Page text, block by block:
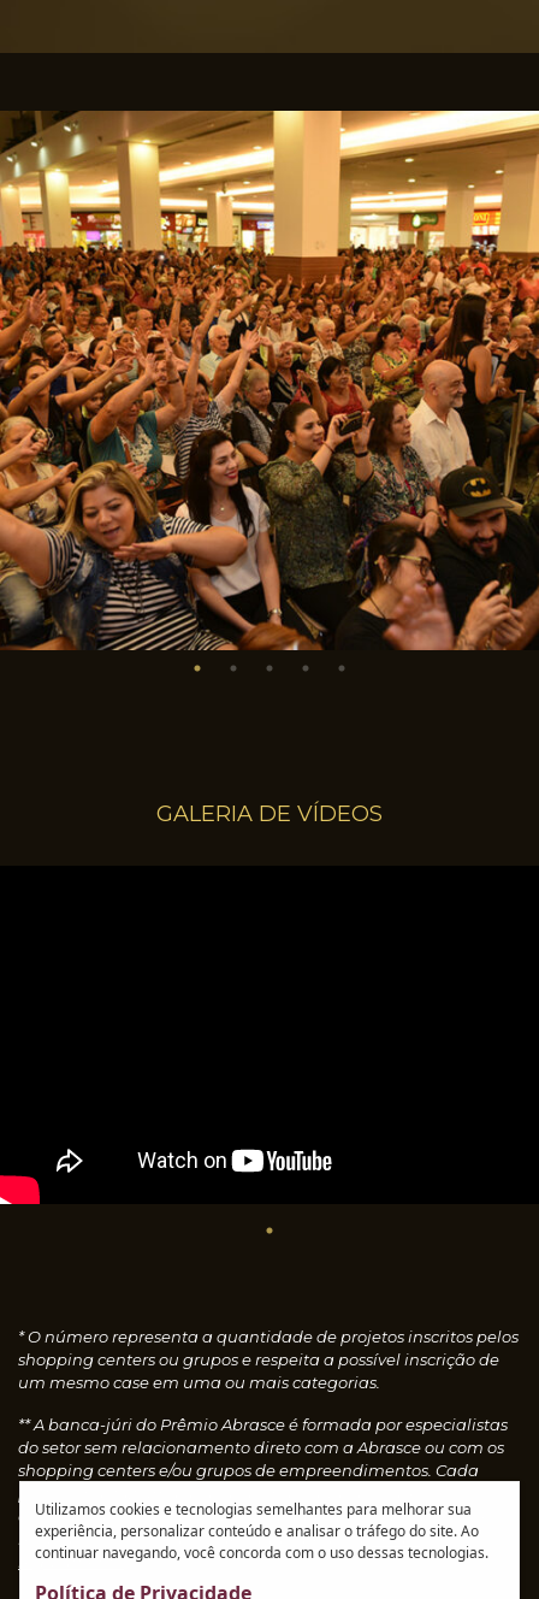
GALERIA DE VÍDEOS
* O número representa a quantidade de projetos inscritos pelos
shopping centers ou grupos e respeita a possível inscrição de
um mesmo case em uma ou mais categorias.
** A banca-júri do Prêmio Abrasce é formada por especialistas
do setor sem relacionamento direto com a Abrasce ou com os
shopping centers e/ou grupos de empreendimentos. Cada
concedendo notas, que são calculadas automaticamente e
resultam nos vencedores de cada categoria.Leia o
regulamento
Utilizamos cookies e tecnologias semelhantes para melhorar sua
experiência, personalizar conteúdo e analisar o tráfego do site. Ao
continuar navegando, você concorda com o uso dessas tecnologias.
Política de Privacidade